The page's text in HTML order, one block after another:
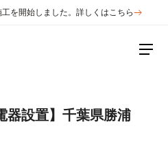
を開始しました。詳しくはこちら
器設置】千葉県勝浦